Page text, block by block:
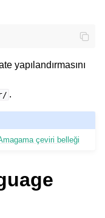
yapılandırmasını
.
çeviri belleği